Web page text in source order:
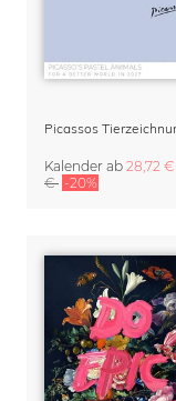
Kalender ab 28,72 €
€ -20%